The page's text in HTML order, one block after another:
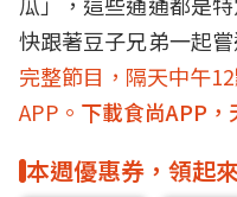
快跟著豆子兄弟一起
完整節目，隔天中午
APP。 下載食尚APP，
本週優惠券，領起來